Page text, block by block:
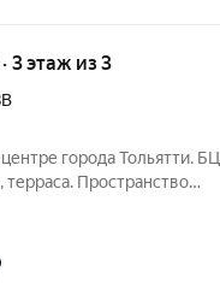
3 этаж из 3
города Тольятти. БЦ
терраса. Пространство
507 метров, из